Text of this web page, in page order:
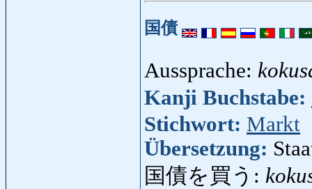
国債
Aussprache:
Kanji Buchstabe:
Stichwort: Markt
Übersetzung:
国債を買う: